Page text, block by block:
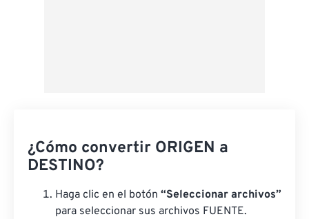
¿Cómo convertir ORIGEN a
DESTINO?
Haga clic en el botón “Seleccionar archivos”
para seleccionar sus archivos FUENTE.